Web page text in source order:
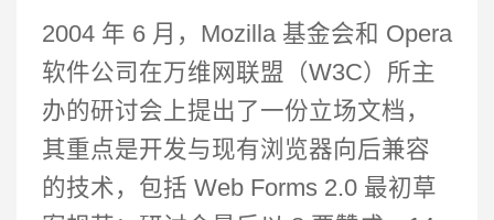
2004 年 6 月，Mozilla 基金会和 Opera
软件公司在万维网联盟（W3C）所主
办的研讨会上提出了一份立场文档，
其重点是开发与现有浏览器向后兼容
的技术，包括 Web Forms 2.0 最初草